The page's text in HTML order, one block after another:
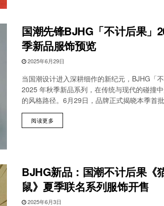
国潮先锋BJHG「不计后果」
季新品服饰预览
2025年6月29日
当国潮设计进入深耕细作的新纪元，BJHG「
2025 年秋季新品系列，在传统与现代的碰撞
的风格路径。6月29日，品牌正式揭晓本季首
阅读更多
BJHG新品：国潮不计后果《
鼠》夏季联名系列服饰开售
2025年6月3日